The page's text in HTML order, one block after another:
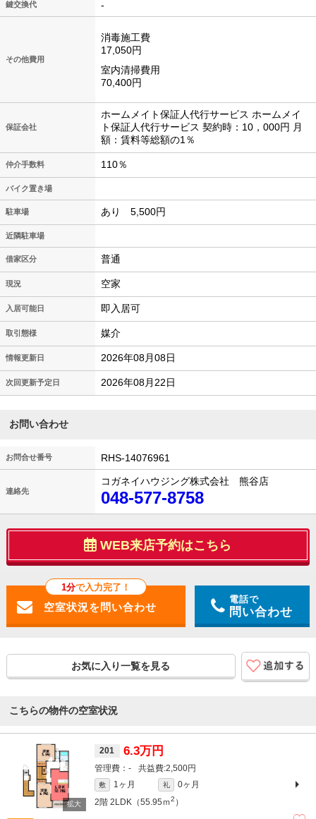
鍵交換代 -
その他費用
消毒施工費
17,050円
室内清掃費用
70,400円
保証会社
ホームメイト保証人代行サービス ホームメイ
ト保証人代行サービス 契約時：10，000円 月
額：賃料等総額の1％
仲介手数料 110％
バイク置き場
駐車場 あり 5,500円
近隣駐車場
借家区分 普通
現況 空家
入居可能日 即入居可
取引態様 媒介
情報更新日 2026年08月08日
次回更新予定日 2026年08月22日
お問い合わせ
お問合せ番号 RHS-14076961
連絡先
コガネイハウジング株式会社 熊谷店
048-577-8758
WEB来店予約はこちら
1分で入力完了！
電話で
問い合わせ
お気に入り一覧を見る
こちらの物件の空室状況
201 6.3万円
- 2,500円
敷 1ヶ月 礼
0ヶ月
2階 2LDK（55.95ｍ2 ）